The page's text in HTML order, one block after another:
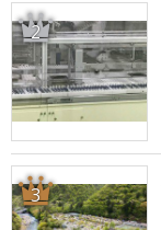
2
3